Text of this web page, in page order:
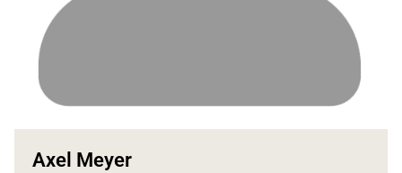
Axel Meyer